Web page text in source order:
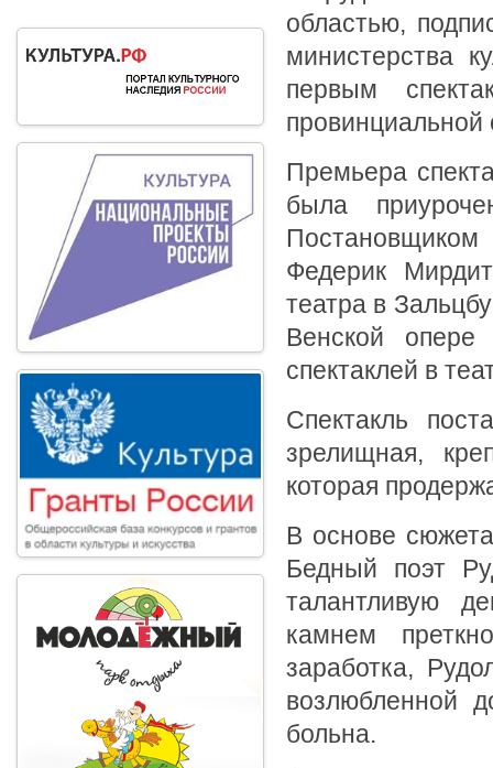
областью,
министерства
первым
Премьера
была
Федерик
театра в
Венской
спектаклей в
Спектакль
зрелищная,
которая
В основе
Бедный поэт
талантливую
камнем
заработка,
возлюбленной
больна.